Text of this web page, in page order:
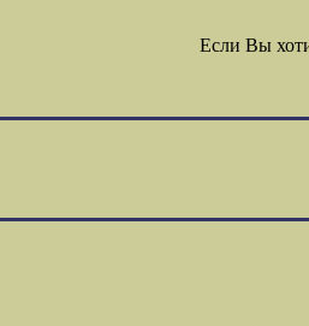
Если Вы